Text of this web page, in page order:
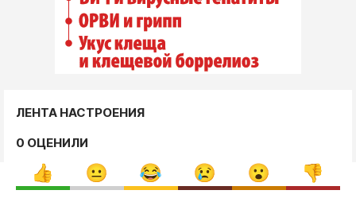
ЛЕНТА НАСТРОЕНИЯ
0 ОЦЕНИЛИ